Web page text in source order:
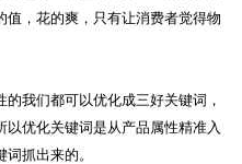
值，花的爽，只有让消费者觉得物
我们都可以优化成三好关键词，
优化关键词是从产品属性精准入
抓出来的。